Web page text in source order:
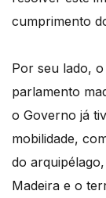
cumprimento
Por seu lado,
parlamento
o Governo já
mobilidade,
do
Madeira e o